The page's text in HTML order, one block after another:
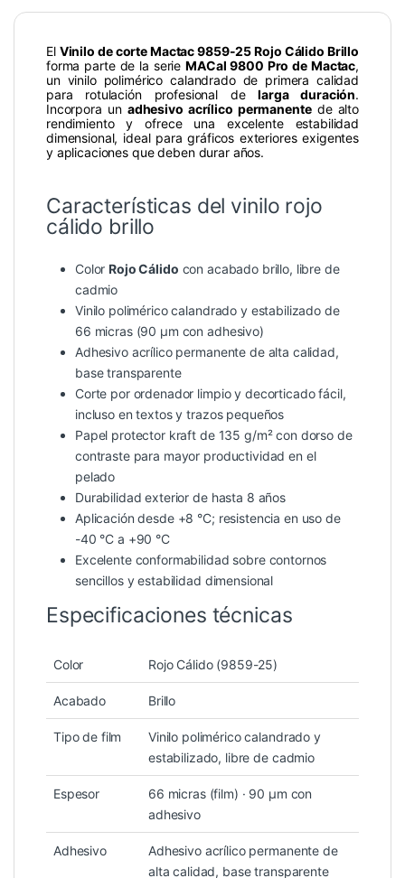
El Vinilo de corte Mactac 9859-25 Rojo Cálido Brillo
forma parte de la serieMACal 9800 Pro de Mactac,
un vinilo polimérico calandrado de primera calidad
para rotulación profesional delarga duración.
Incorpora un adhesivo acrílico permanentede alto
rendimiento y ofrece una excelente estabilidad
dimensional, ideal para gráficos exteriores exigentes
y aplicaciones que deben durar años.
Características del vinilo rojo
cálido brillo
ColorRojo Cálido con acabado brillo, libre de
cadmio
Vinilo polimérico calandrado y estabilizado de
66 micras (90 µm con adhesivo)
Adhesivo acrílico permanente de alta calidad,
base transparente
Corte por ordenador limpio y decorticado fácil,
incluso en textos y trazos pequeños
Papel protector kraft de 135 g/m² con dorso de
contraste para mayor productividad en el
pelado
Durabilidad exterior de hasta 8 años
Aplicación desde +8 °C; resistencia en uso de
-40 °C a +90 °C
Excelente conformabilidad sobre contornos
sencillos y estabilidad dimensional
Especificaciones técnicas
Color Rojo Cálido (9859-25)
Acabado Brillo
Tipo de film
Vinilo polimérico calandrado y
estabilizado, libre de cadmio
Espesor
66 micras (film) · 90 µm con
adhesivo
Adhesivo
Adhesivo acrílico permanente de
alta calidad, base transparente